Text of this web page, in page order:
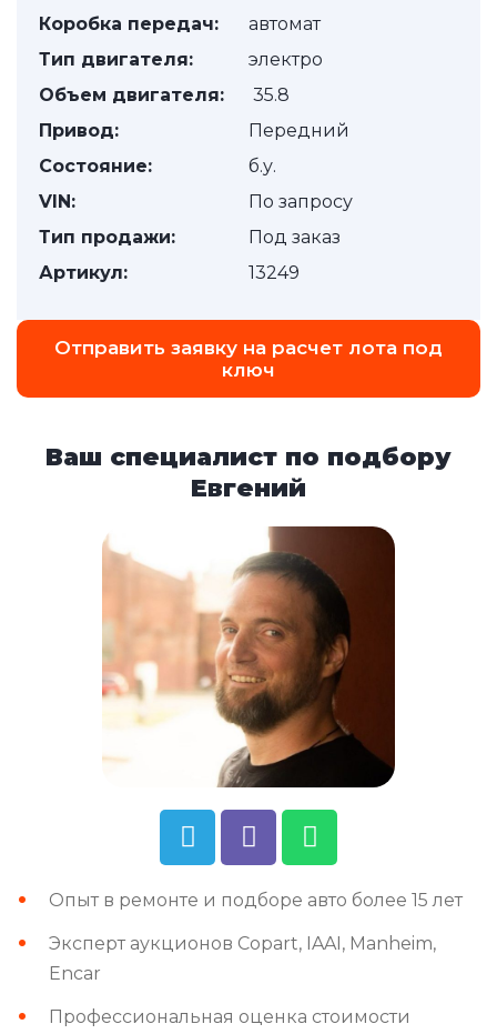
Коробка передач:
автомат
Тип двигателя:
электро
Объем двигателя:
35.8
Привод:
Передний
Состояние:
б.у.
VIN:
По запросу
Тип продажи:
Под заказ
Артикул:
13249
Отправить заявку на расчет лота под
ключ
Ваш специалист по подбору
Евгений
Опыт в ремонте и подборе авто более 15 лет
Эксперт аукционов Copart, IAAI, Manheim,
Encar
Профессиональная оценка стоимости